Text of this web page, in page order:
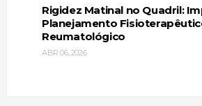
Rigidez Matinal no Quadril:
Planejamento
Reumatológico
ABR 06, 2026